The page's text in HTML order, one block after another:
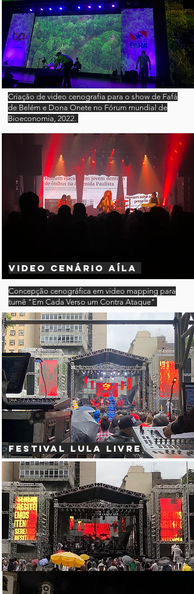
Criação de video cenografia para o show de Fafá
de Belém e Dona Onete no Fórum mundial de
Bioeconomia, 2022.
Video cenário Aíla
Concepção cenográfica em video mapping para
turnê "Em Cada Verso um Contra Ataque"
festival lula livre